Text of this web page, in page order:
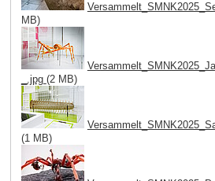
MB)
_.jpg (2 MB)
(1 MB)